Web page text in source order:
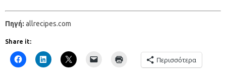
Πηγή: allrecipes.com
Share it:
Περισσότερα